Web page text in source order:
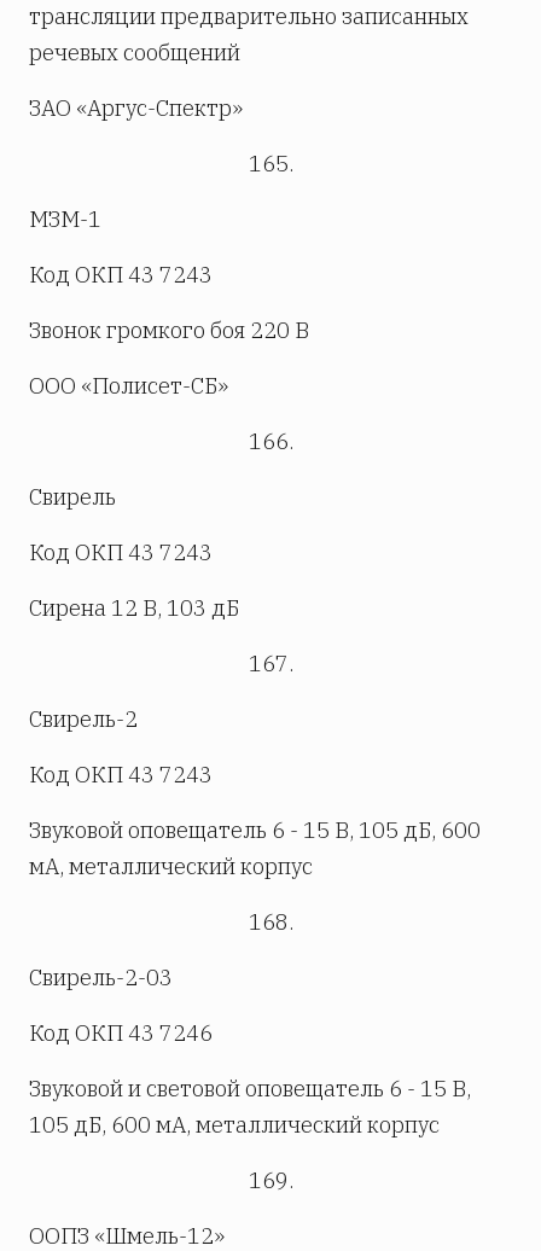
трансляции предварительно записанных
речевых сообщений
ЗАО «Аргус-Спектр»
165.
МЗМ-1
Код ОКП 43 7243
Звонок громкого боя 220 В
ООО «Полисет-СБ»
166.
Свирель
Код ОКП 43 7243
Сирена 12 В, 103 дБ
167.
Свирель-2
Код ОКП 43 7243
Звуковой оповещатель 6 - 15 В, 105 дБ, 600
мА, металлический корпус
168.
Свирель-2-03
Код ОКП 43 7246
Звуковой и световой оповещатель 6 - 15 В,
105 дБ, 600 мА, металлический корпус
169.
ООПЗ «Шмель-12»